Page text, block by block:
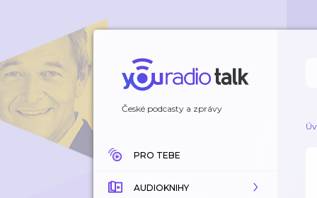
České podcasty a zprávy
PRO TEBE
AUDIOKNIHY